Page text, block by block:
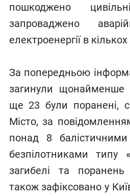
пошкоджено
запроваджено
електроенергії в
За попередньою
загинули щонайменше
ще 23 були поранені,
Місто, за
понад 8
безпілотниками типу
загибелі та
також зафіксовано у